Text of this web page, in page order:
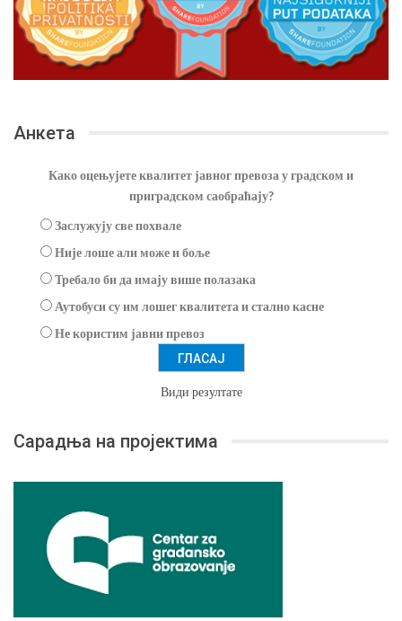
Анкета
Како оцењујете квалитет јавног превоза у градском и
приградском саобраћају?
Заслужују све похвале
Није лоше али може и боље
Требало би да имају више полазака
Аутобуси су им лошег квалитета и стално касне
Не користим јавни превоз
Види резултате
Сарадња на пројектима